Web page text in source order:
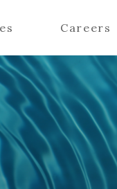
Careers